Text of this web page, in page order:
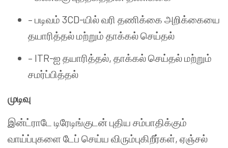
– படிவம் 3CD-யில் வரி தணிக்கை அறிக்கையை
தயாரித்தல் மற்றும் தாக்கல் செய்தல்
– ITR-ஐ தயாரித்தல், தாக்கல் செய்தல் மற்றும்
சமர்ப்பித்தல்
முடிவு
இன்ட்ராடே டிரேடிங்குடன் புதிய சம்பாதிக்கும்
வாய்ப்புகளை டேப் செய்ய விரும்புகிறீர்கள், ஏஞ்சல்